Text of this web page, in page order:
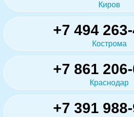
Киров
+7 494
Кострома
+7 861
Краснодар
+7 391